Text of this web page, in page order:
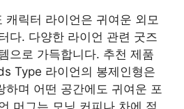
캐릭터 라이언은 귀여운 외모
다. 다양한 라이언 관련 굿즈
으로 가득합니다. 추천 제품
Type 라이언의 봉제인형은
하며 어떤 공간에도 귀여운 포
머그는 모닝 커피나 차에 적